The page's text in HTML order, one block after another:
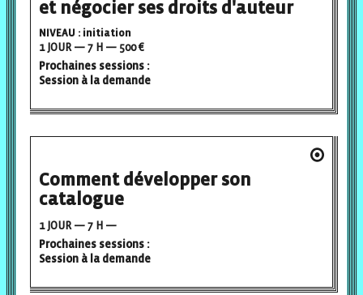
et négocier ses droits d'auteur
NIVEAU : initiation
1 JOUR — 7 H — 500 €
Prochaines sessions :
Session à la demande
Comment développer son
catalogue
1 JOUR — 7 H —
Prochaines sessions :
Session à la demande